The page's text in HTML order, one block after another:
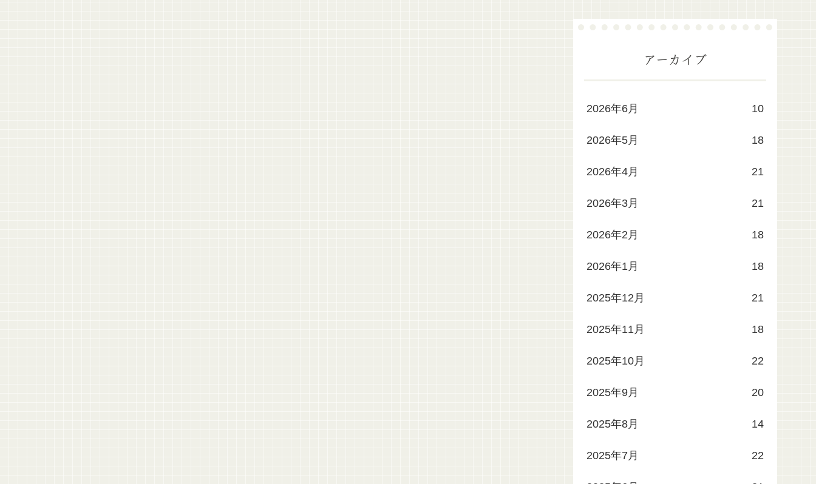
アーカイブ
2026年6月 10
2026年5月 18
2026年4月 21
2026年3月 21
2026年2月 18
2026年1月 18
2025年12月 21
2025年11月 18
2025年10月 22
2025年9月 20
2025年8月 14
2025年7月 22